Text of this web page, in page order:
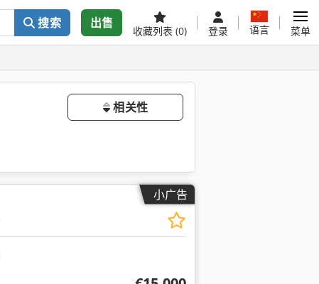
搜索 出售
收藏列表 (0) 登录 语言 菜单
相关性
小广告